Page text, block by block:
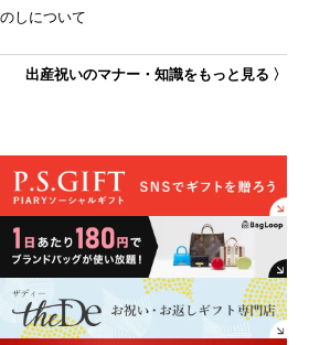
のしについて
出産祝いのマナー・知識をもっと見る 〉